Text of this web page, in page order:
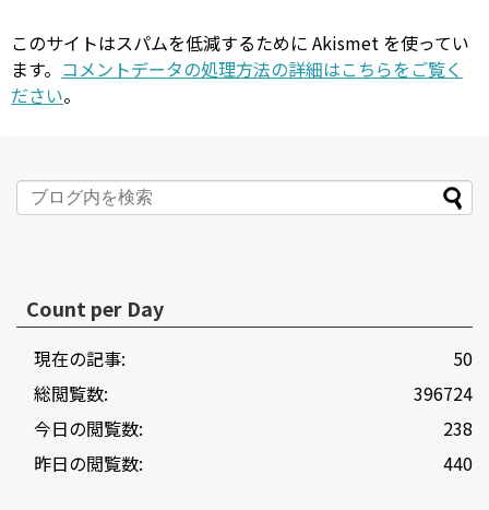
このサイトはスパムを低減するために Akismet を使ってい
ます。 コメントデータの処理方法の詳細はこちらをご覧く
ださい。
Count per Day
50
現在の記事:
396724
総閲覧数:
238
今日の閲覧数:
440
昨日の閲覧数: